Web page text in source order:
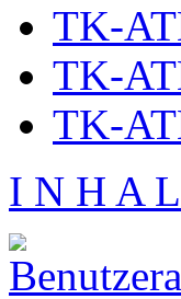
TK-
TK-
TK-
I N H A